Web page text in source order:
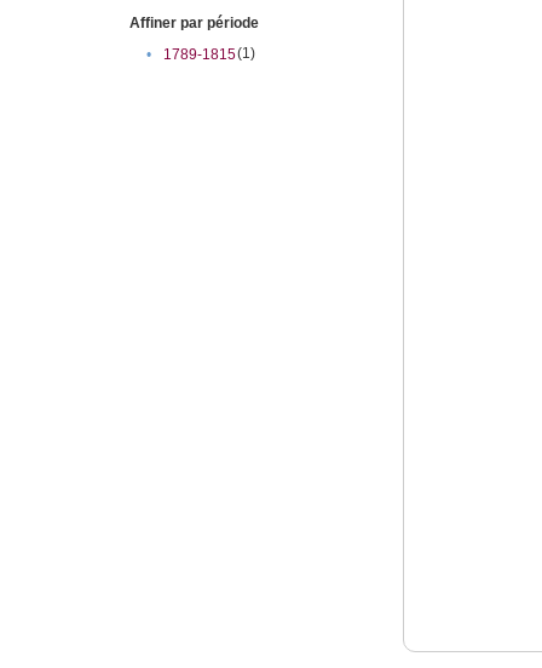
Affiner par période
•
1789-1815(1)